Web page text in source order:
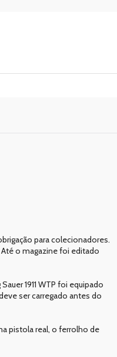
para colecionadores.
o magazine foi editado
1911 WTP foi equipado
ser carregado antes do
pistola real, o ferrolho de